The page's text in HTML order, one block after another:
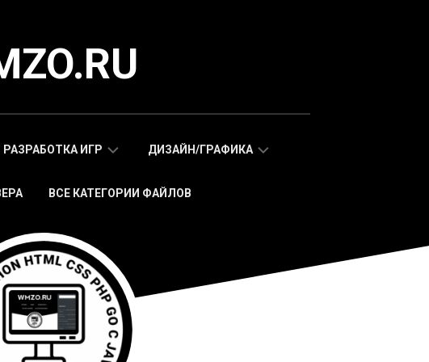
РАЗРАБОТКА ИГР
МОБИЛЬНЫХ
ИГР
HTML5
ИГРЫ
СКРИПТЫ
WEB
ДИЗАЙН/ГРАФИКА
HTML5
ВСЕ КАТЕГОРИИ ФАЙЛОВ